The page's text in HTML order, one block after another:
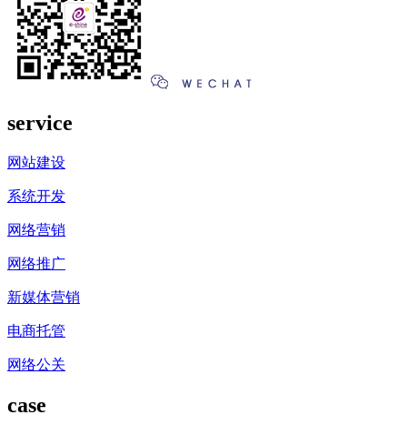
service
网站建设
系统开发
网络营销
网络推广
新媒体营销
电商托管
网络公关
case